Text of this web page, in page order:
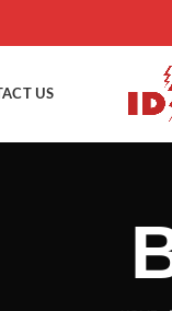
US